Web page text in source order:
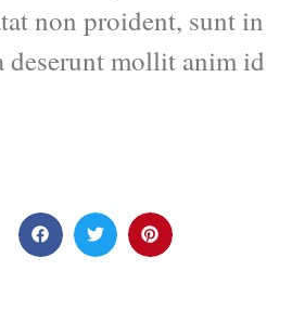
non proident, sunt in
mollit anim id